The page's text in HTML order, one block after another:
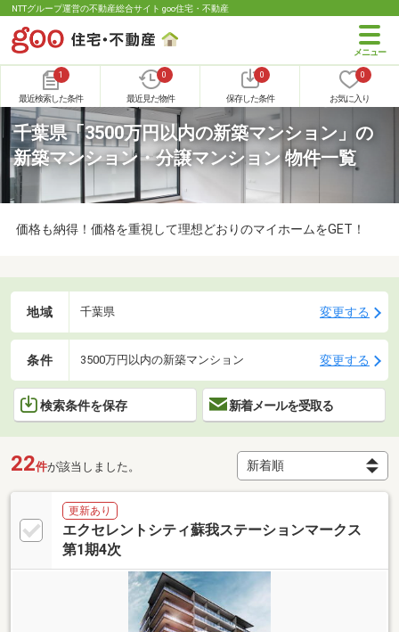
NTTグループ運営の不動産総合サイト goo住宅・不動産
1
最近検索した条件
0
最近見た物件
0
保存した条件
0
お気に入り
千葉県「3500万円以内の新築マンション」の
新築マンション・分譲マンション 物件一覧
価格も納得！価格を重視して理想どおりのマイホームをGET！
地域 千葉県 変更する
条件 3500万円以内の新築マンション 変更する
検索条件を保存 新着メールを受取る
22件が該当しました。
更新あり
エクセレントシティ蘇我ステーションマークス
第1期4次